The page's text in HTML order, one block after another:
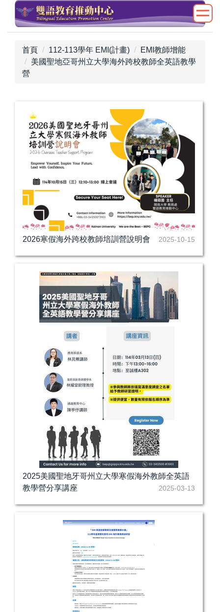
主
首頁 112-113學年 EMI(計畫)
EMI教師增能
美國聖地亞哥州立大學海外跨校教師全英語教學
營
2026寒假海外跨校教師培訓營說明會 2025-10-15
2025美國聖地牙哥州立大學寒假海外教師全英語
教學營分享講座
2025-03-13